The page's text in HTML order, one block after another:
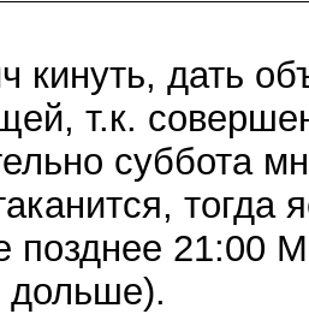
кинуть, дать
т.к.
суббота
тогда
позднее 21:00
дольше).